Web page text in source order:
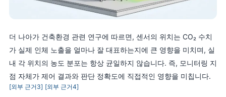
더 나아가 건축환경 관련 연구에 따르면, 센서의 위치는 CO₂ 수치
가 실제 인체 노출을 얼마나 잘 대표하는지에 큰 영향을 미치며, 실
내 각 위치의 농도 분포는 항상 균일하지 않습니다. 즉, 모니터링 지
점 자체가 제어 결과와 판단 정확도에 직접적인 영향을 미칩니다.
[외부 근거3] [외부 근거4]